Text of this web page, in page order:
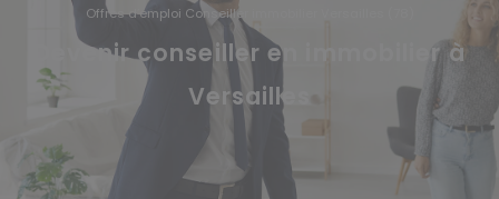
Offres d’emploi Conseiller immobilier Versailles (78)
Devenir conseiller en immobilier à
Versailles